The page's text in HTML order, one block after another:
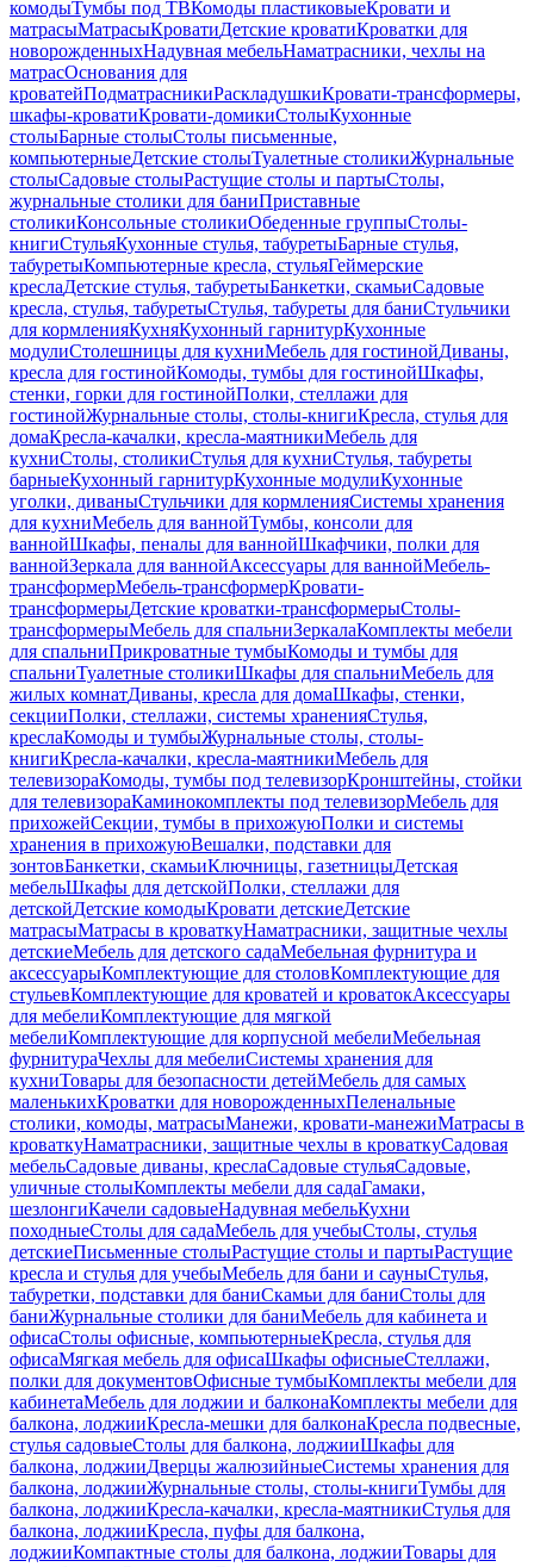
комодыТумбы под ТВКомоды пластиковыеКровати и
матрасыМатрасыКроватиДетские кроватиКроватки для
новорожденныхНадувная мебельНаматрасники, чехлы на
матрасОснования для
кроватейПодматрасникиРаскладушкиКровати-трансформеры,
шкафы-кроватиКровати-домикиСтолыКухонные
столыБарные столыСтолы письменные,
компьютерныеДетские столыТуалетные столикиЖурнальные
столыСадовые столыРастущие столы и партыСтолы,
журнальные столики для баниПриставные
столикиКонсольные столикиОбеденные группыСтолы-
книгиСтульяКухонные стулья, табуретыБарные стулья,
табуретыКомпьютерные кресла, стульяГеймерские
креслаДетские стулья, табуретыБанкетки, скамьиСадовые
кресла, стулья, табуретыСтулья, табуреты для баниСтульчики
для кормленияКухняКухонный гарнитурКухонные
модулиСтолешницы для кухниМебель для гостинойДиваны,
кресла для гостинойКомоды, тумбы для гостинойШкафы,
стенки, горки для гостинойПолки, стеллажи для
гостинойЖурнальные столы, столы-книгиКресла, стулья для
домаКресла-качалки, кресла-маятникиМебель для
кухниСтолы, столикиСтулья для кухниСтулья, табуреты
барныеКухонный гарнитурКухонные модулиКухонные
уголки, диваныСтульчики для кормленияСистемы хранения
для кухниМебель для ваннойТумбы, консоли для
ваннойШкафы, пеналы для ваннойШкафчики, полки для
ваннойЗеркала для ваннойАксессуары для ваннойМебель-
трансформерМебель-трансформерКровати-
трансформерыДетские кроватки-трансформерыСтолы-
трансформерыМебель для спальниЗеркалаКомплекты мебели
для спальниПрикроватные тумбыКомоды и тумбы для
спальниТуалетные столикиШкафы для спальниМебель для
жилых комнатДиваны, кресла для домаШкафы, стенки,
секцииПолки, стеллажи, системы храненияСтулья,
креслаКомоды и тумбыЖурнальные столы, столы-
книгиКресла-качалки, кресла-маятникиМебель для
телевизораКомоды, тумбы под телевизорКронштейны, стойки
для телевизораКаминокомплекты под телевизорМебель для
прихожейСекции, тумбы в прихожуюПолки и системы
хранения в прихожуюВешалки, подставки для
зонтовБанкетки, скамьиКлючницы, газетницыДетская
мебельШкафы для детскойПолки, стеллажи для
детскойДетские комодыКровати детскиеДетские
матрасыМатрасы в кроваткуНаматрасники, защитные чехлы
детскиеМебель для детского садаМебельная фурнитура и
аксессуарыКомплектующие для столовКомплектующие для
стульевКомплектующие для кроватей и кроватокАксессуары
для мебелиКомплектующие для мягкой
мебелиКомплектующие для корпусной мебелиМебельная
фурнитураЧехлы для мебелиСистемы хранения для
кухниТовары для безопасности детейМебель для самых
маленькихКроватки для новорожденныхПеленальные
столики, комоды, матрасыМанежи, кровати-манежиМатрасы в
кроваткуНаматрасники, защитные чехлы в кроваткуСадовая
мебельСадовые диваны, креслаСадовые стульяСадовые,
уличные столыКомплекты мебели для садаГамаки,
шезлонгиКачели садовыеНадувная мебельКухни
походныеСтолы для садаМебель для учебыСтолы, стулья
детскиеПисьменные столыРастущие столы и партыРастущие
кресла и стулья для учебыМебель для бани и сауныСтулья,
табуретки, подставки для баниСкамьи для баниСтолы для
баниЖурнальные столики для баниМебель для кабинета и
офисаСтолы офисные, компьютерныеКресла, стулья для
офисаМягкая мебель для офисаШкафы офисныеСтеллажи,
полки для документовОфисные тумбыКомплекты мебели для
кабинетаМебель для лоджии и балконаКомплекты мебели для
балкона, лоджииКресла-мешки для балконаКресла подвесные,
стулья садовыеСтолы для балкона, лоджииШкафы для
балкона, лоджииДверцы жалюзийныеСистемы хранения для
балкона, лоджииЖурнальные столы, столы-книгиТумбы для
балкона, лоджииКресла-качалки, кресла-маятникиСтулья для
балкона, лоджииКресла, пуфы для балкона,
лоджииКомпактные столы для балкона, лоджииТовары для